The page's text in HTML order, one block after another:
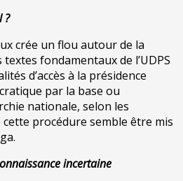
?
crée un flou autour de la
fondamentaux de l’UDPS
d’accès à la présidence
par la base ou
nationale, selon les
procédure semble être mis
incertaine